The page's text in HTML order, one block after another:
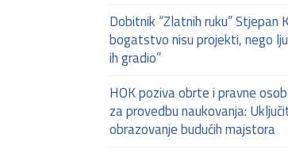
Dobitnik “Zlatnih ruku” Stjepan
bogatstvo nisu projekti, nego
ih gradio”
HOK poziva obrte i pravne
za provedbu naukovanja:
obrazovanje budućih majstora